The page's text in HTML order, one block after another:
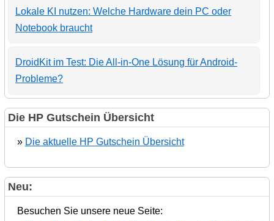
Lokale KI nutzen: Welche Hardware dein PC oder
Notebook braucht
DroidKit im Test: Die All-in-One Lösung für Android-
Probleme?
Die HP Gutschein Übersicht
» Die aktuelle HP Gutschein Übersicht
Neu:
Besuchen Sie unsere neue Seite: